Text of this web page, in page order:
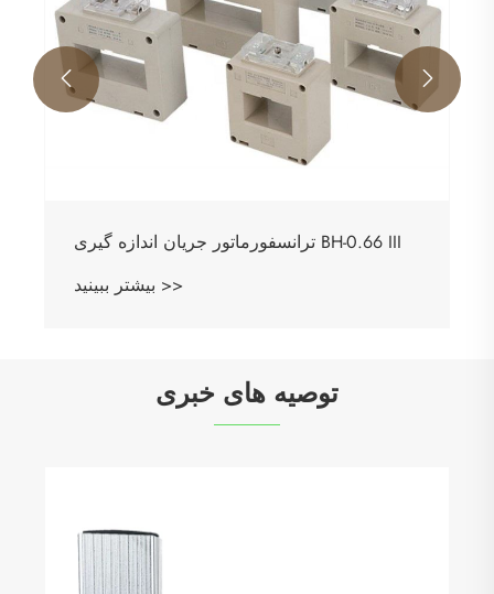
ترانسفورماتور جریان اندازه گیری BH-0.66 III
بیشتر ببینید >>
 
توصیه های خبری